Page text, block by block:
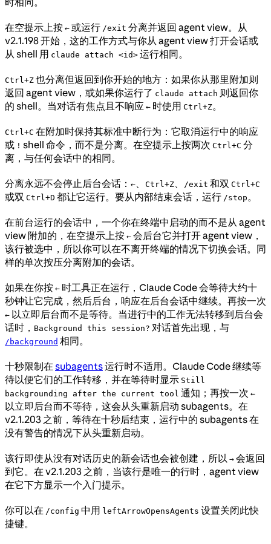
在空提示上按 ← 或运行 /exit 分离并返回 agent view。从
v2.1.198 开始，这的工作方式与你从 agent view 打开会话或
从 shell 用 claude attach <id> 运行相同。
Ctrl+Z 也分离但返回到你开始的地方：如果你从那里附加则
返回 agent view，或如果你运行了 claude attach 则返回你
的 shell。当对话有焦点且不响应 ← 时使用 Ctrl+Z。
Ctrl+C 在附加时保持其标准中断行为：它取消运行中的响应
或 ! shell 命令，而不是分离。在空提示上按两次 Ctrl+C 分
离，与任何会话中的相同。
分离永远不会停止后台会话： ← Ctrl+Z /exit 和双 Ctrl+C
或双 Ctrl+D 都让它运行。要从内部结束会话，运行 /stop 。
在前台运行的会话中，一个你在终端中启动的而不是从 agent
view 附加的，在空提示上按 ← 会后台它并打开 agent view，
该行被选中，所以你可以在不离开终端的情况下切换会话。同
样的单次按压分离附加的会话。
如果在你按 ← 时工具正在运行，Claude Code 会等待大约十
秒钟让它完成，然后后台，响应在后台会话中继续。再按一次
← 以立即后台而不是等待。当进行中的工作无法转移到后台会
话时， Background this session? 对话首先出现，与
/background 相同。
十秒限制在 subagents运行时不适用。Claude Code 继续等
待以便它们的工作转移，并在等待时显示 Still
backgrounding after the current tool 通知；再按一次 ←
以立即后台而不等待，这会从头重新启动 subagents。在
v2.1.203 之前，等待在十秒后结束，运行中的 subagents 在
没有警告的情况下从头重新启动。
该行即使从没有对话历史的新会话也会被创建，所以 → 会返回
到它。在 v2.1.203 之前，当该行是唯一的行时，agent view
在它下方显示一个入门提示。
你可以在 /config 中用 leftArrowOpensAgents 设置关闭此快
捷键。